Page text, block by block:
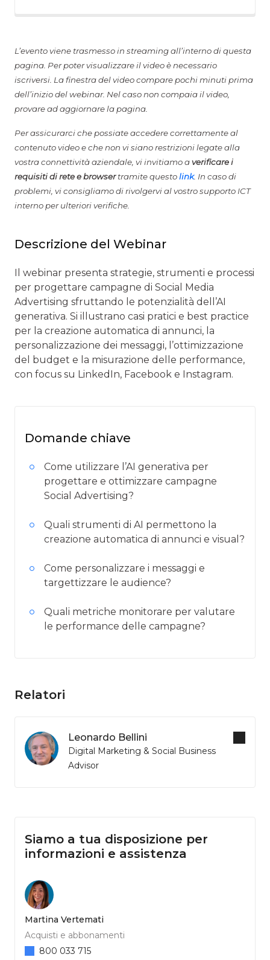
L’evento viene trasmesso in streaming all’interno di questa
pagina. Per poter visualizzare il video è necessario
iscriversi. La finestra del video compare pochi minuti prima
dell’inizio del webinar. Nel caso non compaia il video,
provare ad aggiornare la pagina.
Per assicurarci che possiate accedere correttamente al
contenuto video e che non vi siano restrizioni legate alla
vostra connettività aziendale, vi invitiamo averificare i
requisiti di rete e browsertramite questolink. In caso di
problemi, vi consigliamo di rivolgervi al vostro supporto ICT
interno per ulteriori verifiche.
Descrizione del Webinar
Il webinar presenta strategie, strumenti e processi
per progettare campagne di Social Media
Advertising sfruttando le potenzialità dell’AI
generativa. Si illustrano casi pratici e best practice
per la creazione automatica di annunci, la
personalizzazione dei messaggi, l’ottimizzazione
del budget e la misurazione delle performance,
con focus su LinkedIn, Facebook e Instagram.
Domande chiave
Come utilizzare l’AI generativa per
progettare e ottimizzare campagne
Social Advertising?
Quali strumenti di AI permettono la
creazione automatica di annunci e visual?
Come personalizzare i messaggi e
targettizzare le audience?
Quali metriche monitorare per valutare
le performance delle campagne?
Relatori
Leonardo Bellini
Digital Marketing & Social Business
Advisor
Siamo a tua disposizione per
informazioni e assistenza
Martina Vertemati
Acquisti e abbonamenti
800 033 715